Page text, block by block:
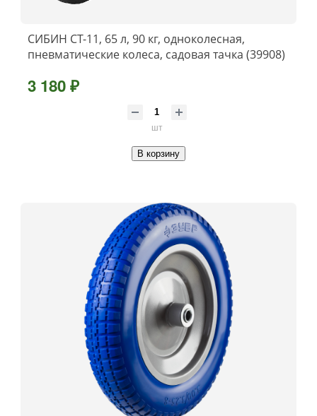
СИБИН СТ-11, 65 л, 90 кг, одноколесная,
пневматические колеса, садовая тачка (39908)
3 180 ₽
шт
В корзину